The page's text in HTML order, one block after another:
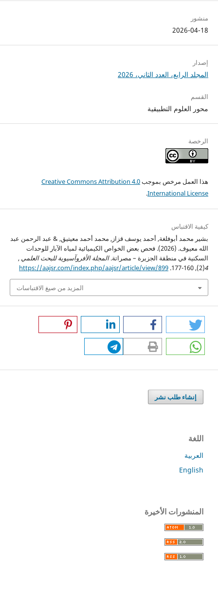
منشور
2026-04-18
إصدار
المجلد الرابع، العدد الثاني، 2026
القسم
محور العلوم التطبيقية
الرخصة
هذا العمل مرخص بموجبCreative Commons Attribution 4.0
International License
.
كيفية الاقتباس
بشير محمد أبوفلغة, أحمد يوسف قزاز, محمد أحمد معيتيق, & عبد الرحمن عبد
الله معيوف. (2026). فحص بعض الخواص الكيميائية لمياه الآبار للوحدات
السكنية في منطقة الجزيرة – مصراتة.المجلة الأفروآسيوية للبحث العلمي ,
4
(2), 160-177.
https://aajsr.com/index.php/aajsr/article/view/899
المزيد من صيغ الاقتباسات
إنشاء طلب نشر
اللغة
العربية
English
المنشورات الأخيرة